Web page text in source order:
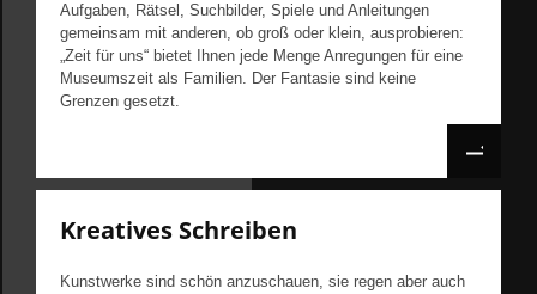
Aufgaben, Rätsel, Suchbilder, Spiele und Anleitungen
gemeinsam mit anderen, ob groß oder klein, ausprobieren:
„Zeit für uns“ bietet Ihnen jede Menge Anregungen für eine
Museumszeit als Familien. Der Fantasie sind keine
Grenzen gesetzt.
Kreatives Schreiben
Kunstwerke sind schön anzuschauen, sie regen aber auch